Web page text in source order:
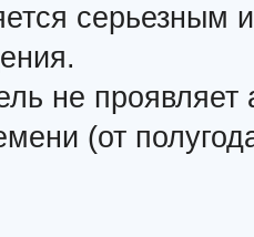
серьезным
не
(от